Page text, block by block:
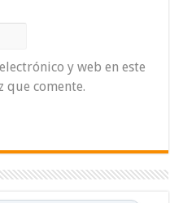
y web en este
que comente.